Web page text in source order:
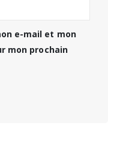
e-mail et mon
mon prochain